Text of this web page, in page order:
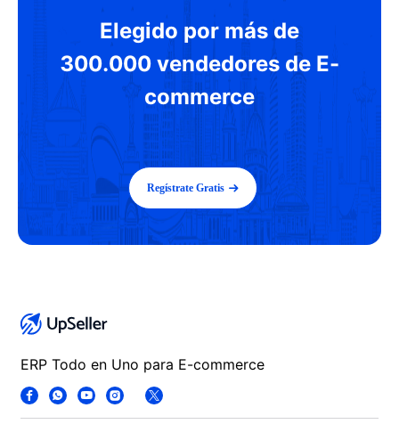
Elegido por más de
300.000 vendedores de E-
commerce
Regístrate Gratis
ERP Todo en Uno para E-commerce